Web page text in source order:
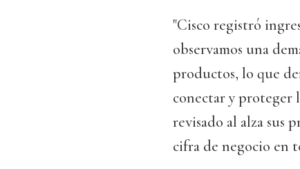
"Cisco registró
observamos una
productos, lo que
conectar y proteger
revisado al alza sus
cifra de negocio en